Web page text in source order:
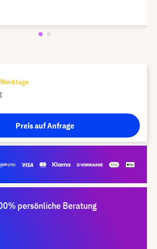
Preis auf Anfrage
persönliche Beratung